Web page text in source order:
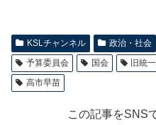
KSLチャンネル 政治・社会
予算委員会
国会 旧統
高市早苗
この記事をSNS